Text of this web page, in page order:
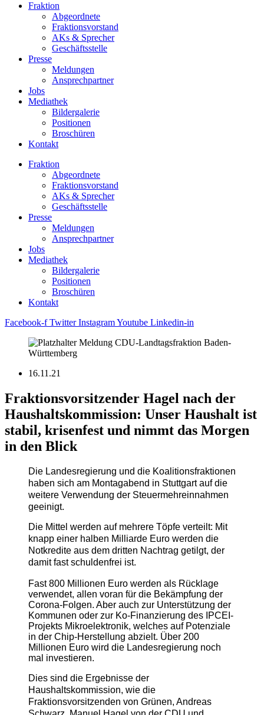
Fraktion
Abgeordnete
Fraktions­vorstand
AKs & Sprecher
Geschäftsstelle
Presse
Meldungen
Ansprechpartner
Jobs
Mediathek
Bildergalerie
Positionen
Broschüren
Kontakt
Fraktion
Abgeordnete
Fraktions­vorstand
AKs & Sprecher
Geschäftsstelle
Presse
Meldungen
Ansprechpartner
Jobs
Mediathek
Bildergalerie
Positionen
Broschüren
Kontakt
Facebook-f Twitter InstagramYoutube Linkedin-in
16.11.21
Fraktionsvorsitzender Hagel nach der
Haushaltskommission: Unser Haushalt ist
stabil, krisenfest und nimmt das Morgen
in den Blick
Die Landesregierung und die Koalitionsfraktionen
haben sich am Montagabend in Stuttgart auf die
weitere Verwendung der Steuermehreinnahmen
geeinigt.
Die Mittel werden auf mehrere Töpfe verteilt: Mit
knapp einer halben Milliarde Euro werden die
Notkredite aus dem dritten Nachtrag getilgt, der
damit fast schuldenfrei ist.
Fast 800 Millionen Euro werden als Rücklage
verwendet, allen voran für die Bekämpfung der
Corona-Folgen. Aber auch zur Unterstützung der
Kommunen oder zur Ko-Finanzierung des IPCEI-
Projekts Mikroelektronik, welches auf Potenziale
in der Chip-Herstellung abzielt. Über 200
Millionen Euro wird die Landesregierung noch
mal investieren.
Dies sind die Ergebnisse der
Haushaltskommission, wie die
Fraktionsvorsitzenden von Grünen, Andreas